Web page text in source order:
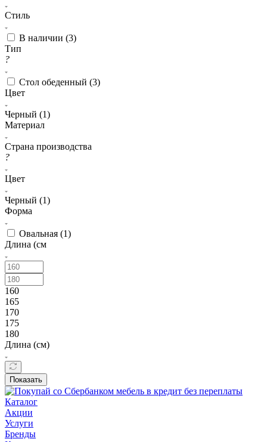
Стиль
В наличии (3)
Тип
?
Стол обеденный (3)
Цвет
Черный (1)
Материал
Страна производства
?
Цвет
Черный (1)
Форма
Овальная (1)
Длина (см
160
165
170
175
180
Длина (см)
Показать
Каталог
Акции
Услуги
Бренды